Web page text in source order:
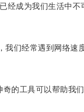
成为我们生活中不
们经常遇到网络速度
工具可以帮助我们